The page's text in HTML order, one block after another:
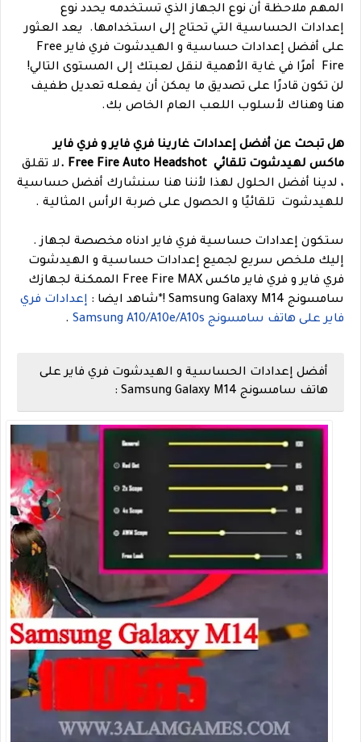
المهم ملاحظة أن نوع الجهاز الذي تستخدمه يحدد نوع
إعدادات الحساسية التي تحتاج إلى استخدامها.
يعد العثور
على أفضل إعدادات حساسية و الهيدشوت فري فاير Free
Fire أمرًا في غاية الأهمية لنقل لعبتك إلى المستوى التالي!
لن تكون قادرًا على تصديق ما يمكن أن يفعله تعديل طفيف
هنا وهناك لأسلوب اللعب العام الخاص بك.
هل تبحث عن أفضل إعدادات غارينا فري فاير و فري فاير
ماكس لهيدشوت تلقائي Free Fire Auto Headshot .
لا تقلق
، لدينا أفضل الحلول لهذا لأننا هنا سنشارك أفضل حساسية
للهيدشوت تلقائيًا و الحصول على ضربة الرأس المثالية .
ستكون إعدادات حساسية فري فاير ادناه مخصصة لجهاز .
إليك ملخص سريع لجميع إعدادات حساسية و الهيدشوت
فري فاير و فري فاير ماكس Free Fire MAX الممكنة لجهازك
سامسونج Samsung Galaxy M14 !
*شاهد ايضا : إعدادات فري
فاير على هاتف سامسونج Samsung A10/A10e/A10s
.
أفضل إعدادات الحساسية و الهيدشوت فري فاير على
هاتف سامسونج Samsung Galaxy M14 :